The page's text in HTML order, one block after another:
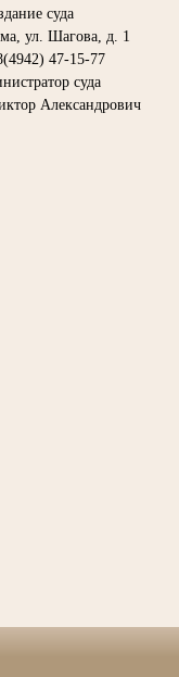
суда
ул. Шагова, д. 1
47-15-77
суда
Александрович